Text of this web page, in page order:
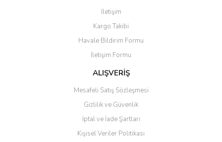
Ürün resmi kalitesiz, bozuk veya görüntülenemiyor.
Ürün açıklamasında eksik bilgiler bulunuyor.
Ürün bilgilerinde hatalar bulunuyor.
Ürün fiyatı diğer sitelerden daha pahalı.
İletişim
Kargo Takibi
Havale Bildirim Formu
İletişim Formu
ALIŞVERİŞ
Mesafeli Satış Sözleşmesi
Gizlilik ve Güvenlik
İptal ve İade Şartları
Kişisel Veriler Politikası